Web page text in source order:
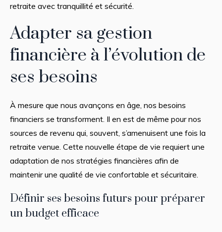
retraite avec tranquillité et sécurité.
Adapter sa gestion
financière à l’évolution de
ses besoins
À mesure que nous avançons en âge, nos besoins
financiers se transforment. Il en est de même pour nos
sources de revenu qui, souvent, s’amenuisent une fois la
retraite venue. Cette nouvelle étape de vie requiert une
adaptation de nos stratégies financières afin de
maintenir une qualité de vie confortable et sécuritaire.
Définir ses besoins futurs pour préparer
un budget efficace